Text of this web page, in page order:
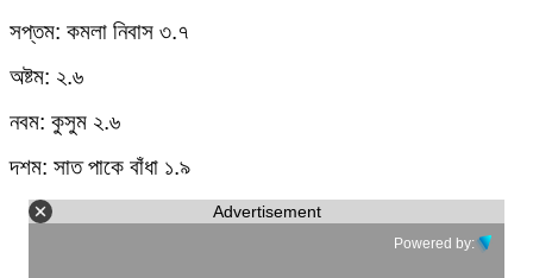
সপ্তম: কমলা নিবাস ৩.৭
অষ্টম: ২.৬
নবম: কুসুম ২.৬
দশম: সাত পাকে বাঁধা ১.৯
Advertisement
Powered by: